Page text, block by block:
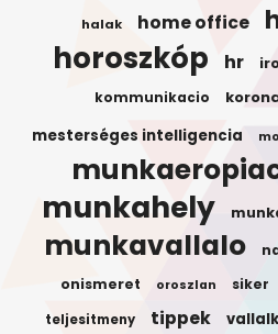
halak home office
horoszkóp hr
kommunikacio
mesterséges intelligencia
munkahely
munkavallalo
onismeret oroszlan siker
teljesitmeny tippek